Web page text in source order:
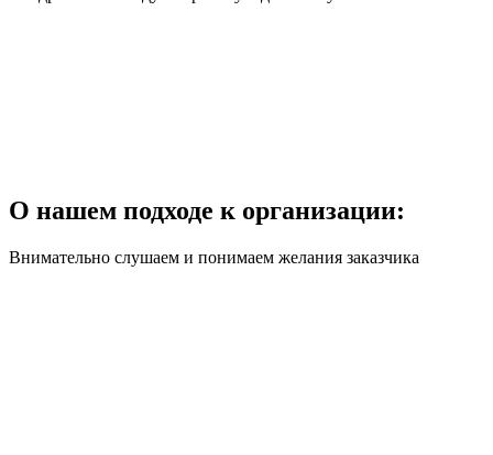
О нашем подходе к организации:
Внимательно слушаем и понимаем желания заказчика